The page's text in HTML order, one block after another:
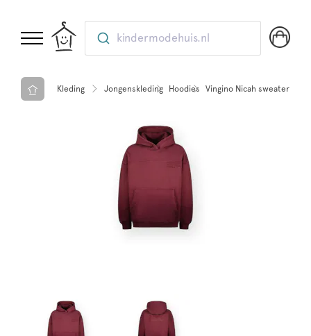
kindermodehuis.nl
Kleding Jongenskleding Hoodies Vingino Nicah sweater